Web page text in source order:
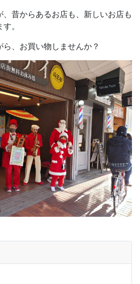
昔からあるお店も、新しいお店も
。
、お買い物しませんか？